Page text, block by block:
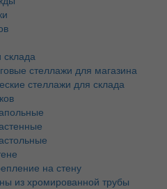
стеллажи для магазина
стеллажи для склада
на стену
из хромированной трубы